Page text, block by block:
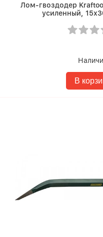
Лом-гвоздодер
усиленный,
В